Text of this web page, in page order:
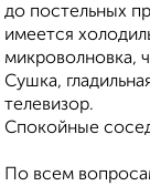
до постельных
имеется
микроволновка,
Сушка,
телевизор.
Спокойные
По всем